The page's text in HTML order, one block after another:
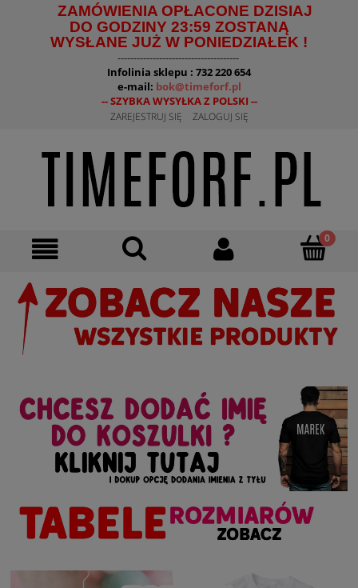
ZAMÓWIENIA OPŁACONE DZISIAJ
DO GODZINY 23:59 ZOSTANĄ
WYSŁANE JUŻ W PONIEDZIAŁEK !
--------------------------------------
Infolinia sklepu : 732 220 654
e-mail: bok@timeforf.pl
-- SZYBKA WYSYŁKA Z POLSKI --
ZAREJESTRUJ SIĘ ZALOGUJ SIĘ